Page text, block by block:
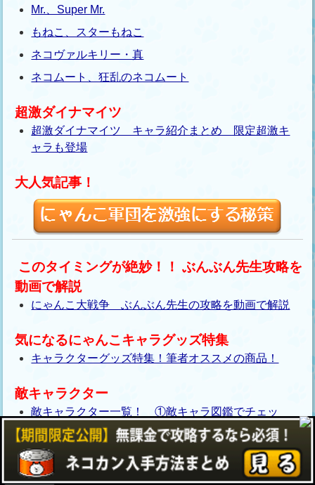
Mr.、Super Mr.
もねこ、スターもねこ
ネコヴァルキリー・真
ネコムート、狂乱のネコムート
超激ダイナマイツ
超激ダイナマイツ キャラ紹介まとめ 限定超激キ
ャラも登場
大人気記事！
このタイミングが絶妙！！ ぶんぶん先生攻略を
動画で解説
にゃんこ大戦争 ぶんぶん先生の攻略を動画で解説
気になるにゃんこキャラグッズ特集
キャラクターグッズ特集！筆者オススメの商品！
敵キャラクター
敵キャラクター一覧！ ①敵キャラ図鑑でチェッ
ク！
敵キャラクター一覧！ ② ラスボスはカオル君？
敵キャラクター一覧！ ③手ごわいボスキャラた